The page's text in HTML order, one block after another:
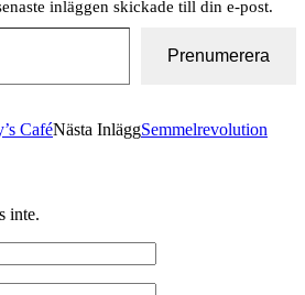
inläggen skickade till din e-post.
Prenumerera
CaféNästa InläggSemmelrevolution
inte.